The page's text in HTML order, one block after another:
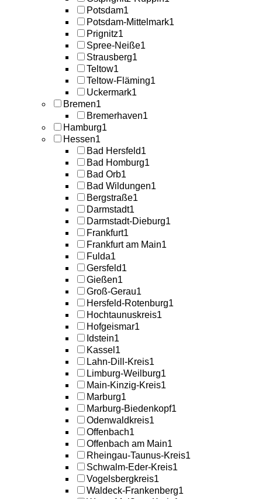
Potsdam1
Potsdam-Mittelmark1
Prignitz1
Spree-Neiße1
Strausberg1
Teltow1
Teltow-Fläming1
Uckermark1
Bremen1
Bremerhaven1
Hamburg1
Hessen1
Bad Hersfeld1
Bad Homburg1
Bad Orb1
Bad Wildungen1
Bergstraße1
Darmstadt1
Darmstadt-Dieburg1
Frankfurt1
Frankfurt am Main1
Fulda1
Gersfeld1
Gießen1
Groß-Gerau1
Hersfeld-Rotenburg1
Hochtaunuskreis1
Hofgeismar1
Idstein1
Kassel 1
Lahn-Dill-Kreis1
Limburg-Weilburg1
Main-Kinzig-Kreis1
Marburg1
Marburg-Biedenkopf1
Odenwaldkreis1
Offenbach1
Offenbach am Main1
Rheingau-Taunus-Kreis1
Schwalm-Eder-Kreis1
Vogelsbergkreis1
Waldeck-Frankenberg1